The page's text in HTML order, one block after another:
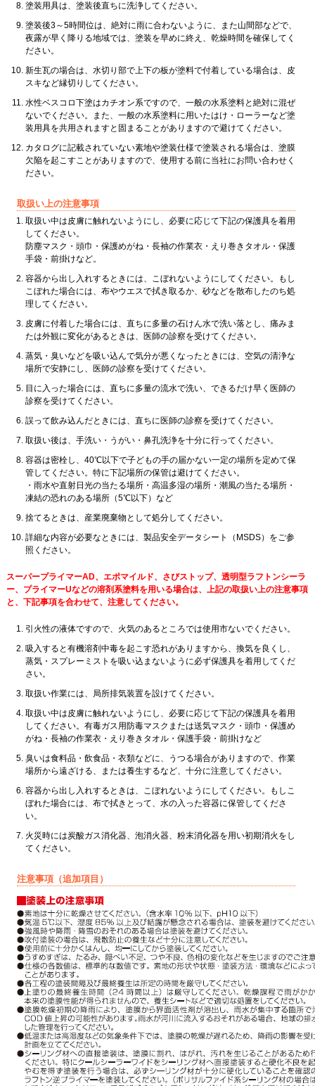
塗装用具は、塗装後直ちに洗浄してください。
塗装後3～5時間位は、絶対に雨に合わないように、また山間部などで、
夜露が早く降りる地域では、塗装を早めに終え、乾燥時間を確保してく
ださい。
新生瓦の場合は、水切り部で上下の板が塗料で付着している場合は、皮
スキなど縁切りしてください。
水性ベスコロ下塗はカチオン系ですので、一般の水系塗料と絶対に混ぜ
ないでください。また、一般の水系塗料に用いたはけ・ローラーなど塗
装用具を共用されますと固まることがありますので避けてください。
カタログに記載されていない素地や塗装仕様で塗装される場合は、塗膜
欠陥を起こすことがありますので、使用する前に当社にお問い合わせく
ださい。
取扱い上の注意事項
取扱い中は皮膚に触れないようにし、必要に応じて下記の保護具を着用
してください。
防塵マスク・頭巾・保護めがね・長袖の作業衣・えり巻きタオル・保護
手袋・前掛けなど。
容器から出し入れするときには、こぼれないようにしてください。もし
こぼれた場合には、布やウエスで拭き取るか、砂などを散布したのち処
理してください。
皮膚に付着した場合には、直ちに多量の石けん水で洗い落とし、痛みま
たは外観に変化があるときは、医師の診察を受けてください。
蒸気・臭いなどを吸い込んで気分が悪くなったときには、空気の清浄な
場所で安静にし、医師の診察を受けてください。
目に入った場合には、直ちに多量の流水で洗い、できるだけ早く医師の
診察を受けてください。
誤って飲み込んだときには、直ちに医師の診察を受けてください。
取扱い後は、手洗い・うがい・鼻孔洗浄を十分に行ってください。
容器は密栓し、40℃以下で子どもの手の届かない一定の場所を定めて保
管してください。特に下記場所の保管は避けてください。
・雨水や直射日光の当たる場所・高温多湿の場所・潮風の当たる場所・
凍結の恐れのある場所（5℃以下）など
捨てるときは、産業廃棄物として処分してください。
詳細な内容が必要なときには、製品安全データシート（MSDS）をご参
照ください。
スーパープライマーAD、エポマイルド、さびストップ、透明型ラフトンシーラ
ー、プライマーUなどの溶剤系塗料を用いる場合は、上記の取扱い上の注意事項
と、下記事項を合わせて、注意してください。
引火性の液体ですので、火気のあるところでは使用市ないでください。
吸入すると有機溶剤中毒を起こす恐れがありますから、換気を良くし、
蒸気・スプレーミストを吸い込まないように必ず保護具を着用してくだ
さい。
取扱い作業には、局所排気装置を設けてください。
取扱い中は皮膚に触れないようにし、必要に応じて下記の保護具を着用
してください。有毒ガス用防毒マスクまたは送気マスク・頭巾・保護め
がね・長袖の作業衣・えり巻きタオル・保護手袋・前掛けなど
臭いは食料品・飲食品・衣類などに、うつる場合がありますので、作業
場所から遠ざける、または養生するなど、十分に注意してください。
容器から出し入れするときは、こぼれないようにしてください。もしこ
ぼれた場合には、布で拭きとって、水の入った容器に保管してくださ
い。
火災時には炭酸ガス消化器、泡消火器、粉末消化器を用い初期消火をし
てください。
注意事項（追加項目）